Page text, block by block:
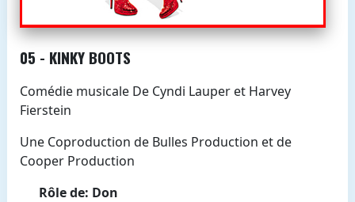
05 - KINKY BOOTS
Comédie musicale De Cyndi Lauper et Harvey
Fierstein
Une Coproduction de Bulles Production et de
Cooper Production
Rôle de: Don